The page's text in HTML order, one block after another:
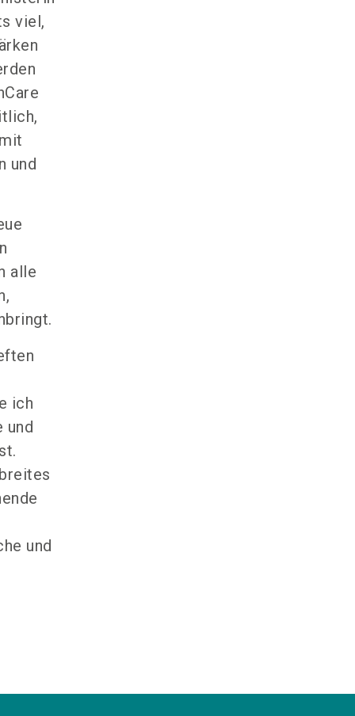
viel,
und
alle
ich
und
und